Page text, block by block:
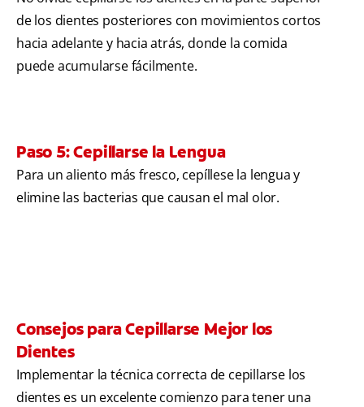
de los dientes posteriores con movimientos cortos
hacia adelante y hacia atrás, donde la comida
puede acumularse fácilmente.
Paso 5: Cepillarse la Lengua
Para un aliento más fresco, cepíllese la lengua y
elimine las bacterias que causan el mal olor.
Consejos para Cepillarse Mejor los
Dientes
Implementar la técnica correcta de cepillarse los
dientes es un excelente comienzo para tener una